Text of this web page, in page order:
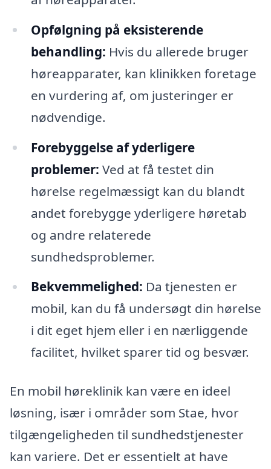
Opfølgning på eksisterende
behandling: Hvis du allerede bruger
høreapparater, kan klinikken foretage
en vurdering af, om justeringer er
nødvendige.
Forebyggelse af yderligere
problemer: Ved at få testet din
hørelse regelmæssigt kan du blandt
andet forebygge yderligere høretab
og andre relaterede
sundhedsproblemer.
Bekvemmelighed: Da tjenesten er
mobil, kan du få undersøgt din hørelse
i dit eget hjem eller i en nærliggende
facilitet, hvilket sparer tid og besvær.
En mobil høreklinik kan være en ideel
løsning, især i områder som Stae, hvor
tilgængeligheden til sundhedstjenester
kan variere. Det er essentielt at have